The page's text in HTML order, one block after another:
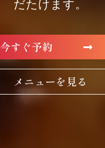
だたけます。
今すぐ予約
メニューを見る